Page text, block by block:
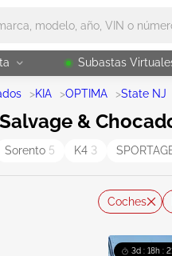
Subastas
>KIA >OPTIMA >State NJ
&
Sorento 5 K4 3
Coches
3d : 18h :